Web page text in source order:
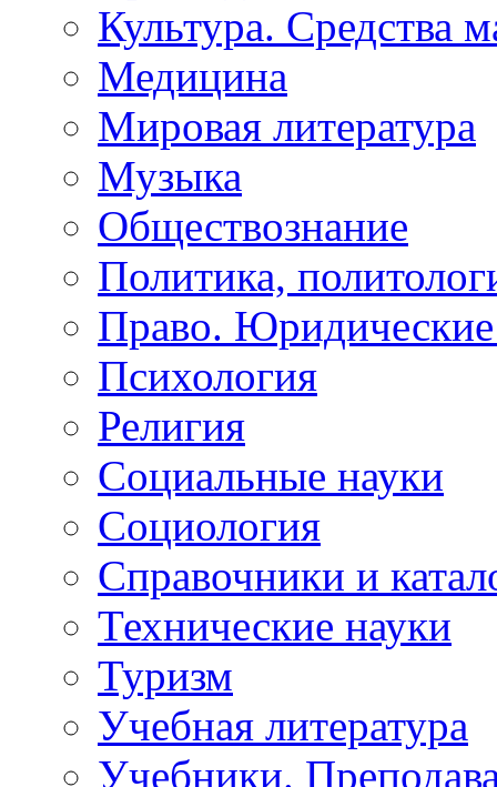
Культура. Средства
Медицина
Мировая литература
Музыка
Обществознание
Политика,
Право.
Психология
Религия
Социальные науки
Социология
Справочники и
Технические науки
Туризм
Учебная литература
Учебники.